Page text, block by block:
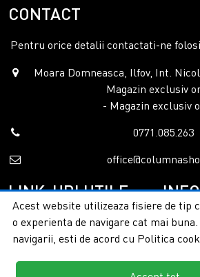
CONTACT
Pentru orice detalii contactati-ne
Moara Domneasca, Ilfov, Int.
Magazin exclusiv
- Magazin exclusiv
0771.085.263
LINK-URI UTILE
Acasa
Despre noi
Acest website utilizeaza fisiere de tip
o experienta de navigare cat mai
navigarii, esti de acord cu Politica